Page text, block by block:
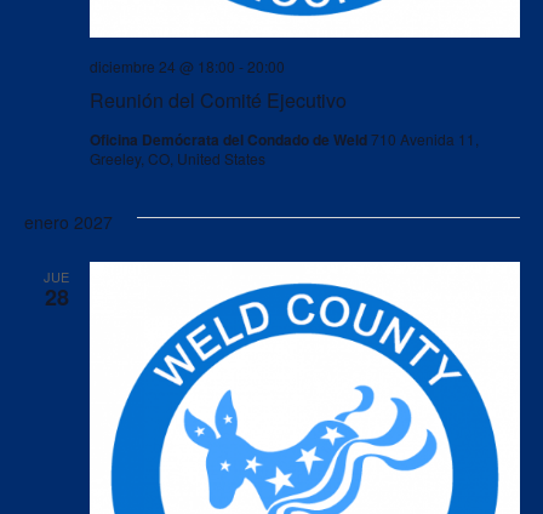
Reunión del Comité Ejecutivo
diciembre 24 @ 18:00 -20:00
Oficina Demócrata del Condado de Weld710 Avenida 11,
Greeley, CO, United States
enero 2027
JUE
28